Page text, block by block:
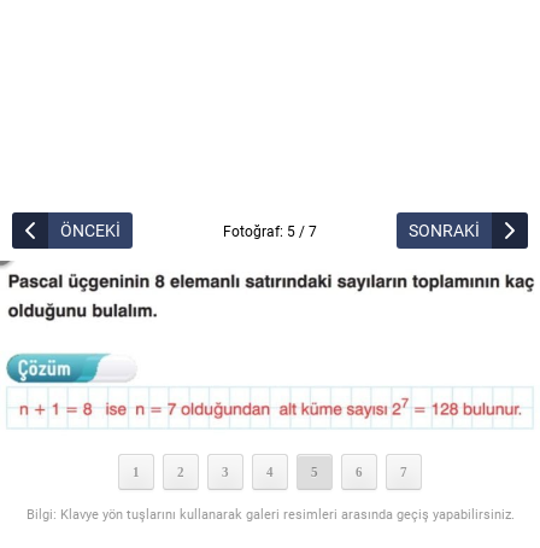
ÖNCEKİ Fotoğraf: 5 / 7 SONRAKİ
1 2 3 4 5 6 7
Bilgi: Klavye yön tuşlarını kullanarak galeri resimleri arasında geçiş yapabilirsiniz.